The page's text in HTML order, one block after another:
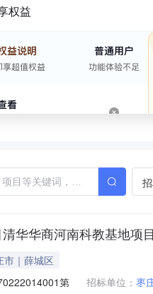
权益
华华商河南科教基地项
市｜薛城区
第 招标单位： 枣